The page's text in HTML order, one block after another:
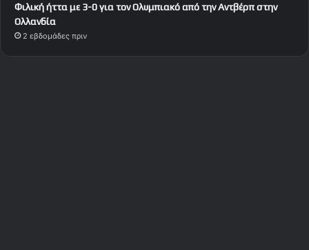
Φιλική ήττα με 3-0 για τον Ολυμπιακό από την Αντβέρπ στην
Ολλανδία
2 εβδομάδες πριν